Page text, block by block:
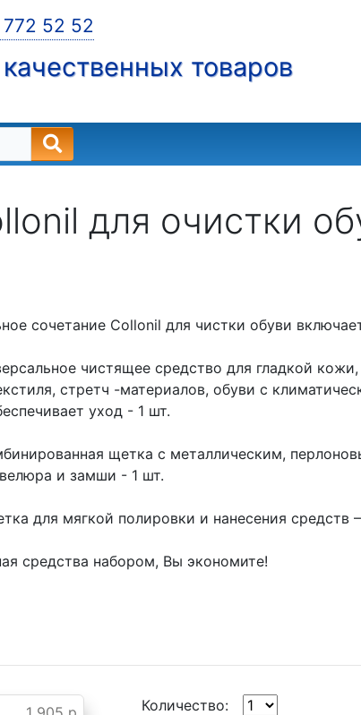
52 52
товаров
для очистки
сочетание Collonil для чистки обуви
чистящее средство для гладкой
стретч -материалов, обуви с
уход - 1 шт.
щетка с металлическим,
и замши - 1 шт.
для мягкой полировки и нанесения средств
средства набором, Вы экономите!
Количество: